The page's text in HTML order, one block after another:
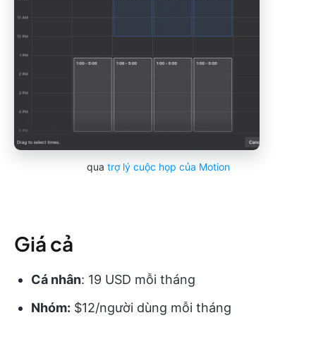
qua trợ lý cuộc họp của Motion
Giá cả
Cá nhân: 19 USD mỗi tháng
Nhóm: $12/người dùng mỗi tháng